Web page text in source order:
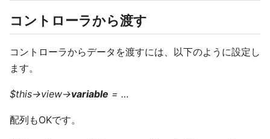
コントローラから渡す
コントローラからデータを渡すには、以下のように設定し
ます。
$this->view->variable = …
配列もOKです。